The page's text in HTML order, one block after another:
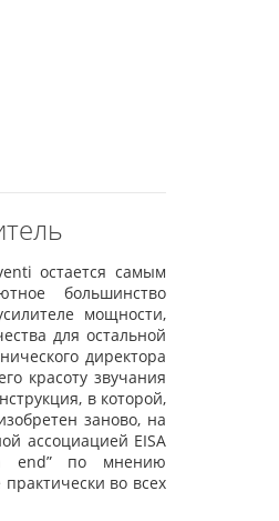
остается самым
большинство
мощности,
для остальной
директора
красоту звучания
в которой,
заново, на
ассоциацией EISA
end” по мнению
во всех